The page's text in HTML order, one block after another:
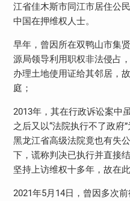
江省佳木斯市同江市居住公
中国在押维权人士。
早年，曾因所在双鸭山市集
源局领导利用职权非法侵占
办理土地使用证给其邻居，
庭；
2013年，其在行政诉讼案中
之后又以“法院执行不了政府
黑龙江省高级法院竟也有失
下，谎称判决已执行并直接
坚持上访维权十多年，故在
2021年5月14日，曾因多次